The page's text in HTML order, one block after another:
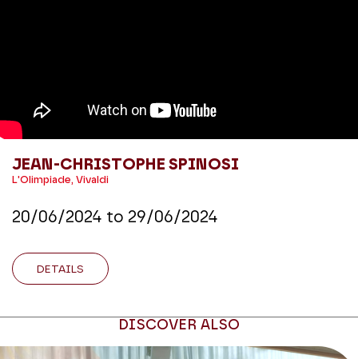
JEAN-CHRISTOPHE SPINOSI
L'Olimpiade, Vivaldi
20/06/2024 to 29/06/2024
DETAILS
DISCOVER ALSO